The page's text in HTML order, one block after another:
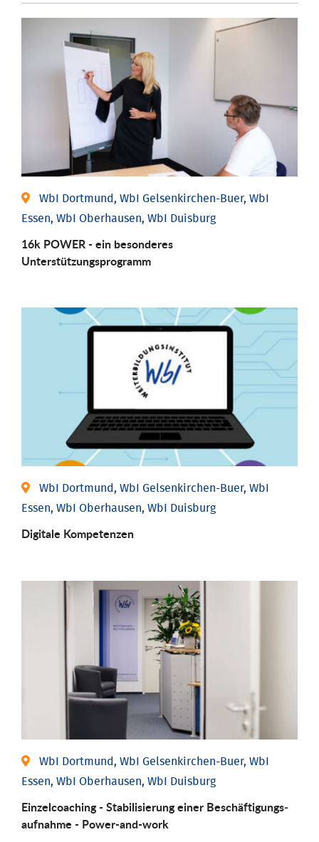
WbI Dortmund, WbI Gelsenkirchen-Buer, WbI
Essen, WbI Oberhausen, WbI Duisburg
16k POWER - ein besonderes
Unterstützungsprogramm
WbI Dortmund, WbI Gelsenkirchen-Buer, WbI
Essen, WbI Oberhausen, WbI Duisburg
Digitale Kompetenzen
WbI Dortmund, WbI Gelsenkirchen-Buer, WbI
Essen, WbI Oberhausen, WbI Duisburg
Einzel­coaching - Stabili­sierung einer Be­schäftigungs­
aufnahme - Power-and-work